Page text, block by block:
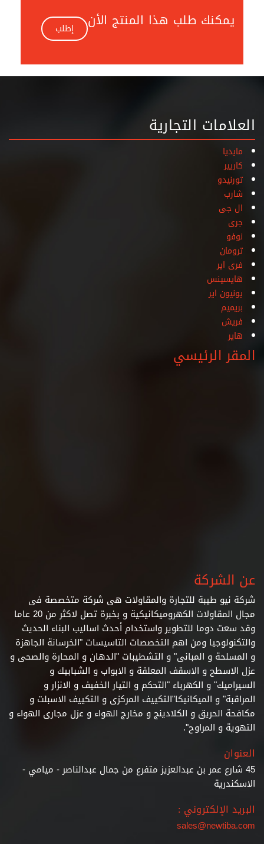
يمكنك طلب هذا المنتج الأن إطلب
العلامات التجارية
مايديا
كاريير
تورنيدو
شارب
ال جى
جرى
نوفو
ترومان
فرى اير
هايسينس
يونيون اير
بريميم
فريش
هاير
المقر الرئيسي
عن الشركة
شركة نيو طيبة للتجارة والمقاولات هى شركة متخصصة فى
مجال المقاولات الكهروميكانيكية و بخبرة تصل لاكثر من 20 عاما
وقد سعت دوما للتطوير واستخدام أحدث اساليب البناء الحديث
والتكنولوجيا ومن اهم التخصصات التاسيسات "الخرسانة الجاهزة
و المسلحة و المبانى" و التشطيبات "الدهان و المحارة والصحى و
عزل الاسطح و الاسقف المعلقة و الابواب و الشبابيك و
السيراميك" و الكهرباء "التحكم و التيار الخفيف و الانزار و
المراقبة" و الميكانيكا"التكييف المركزى و التكييف الاسبلت و
مكافحة الحريق و الكلادينج و مخارج الهواء و عزل مجارى الهواء و
التهوية و المراوح".
العنوان
45 شارع عمر بن عبدالعزيز متفرع من جمال عبدالناصر - ميامي -
الاسكندرية
البريد الإلكتروني :
sales@newtiba.com